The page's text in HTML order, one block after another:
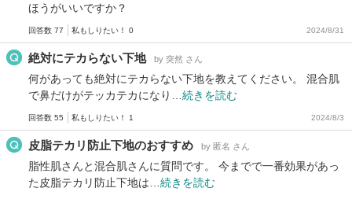
ほうがいいですか？
回答数 77 私もしりたい！ 0 2024/8/31
絶対にテカらない下地 by 突然 さん
何があっても絶対にテカらない下地を教えてください。 混合肌
で鼻だけがテッカテカになり… 続きを読む
回答数 55 私もしりたい！ 1 2024/8/3
皮脂テカリ防止下地のおすすめ by 匿名 さん
脂性肌さんと混合肌さんに質問です。 今までで一番効果があっ
た皮脂テカリ防止下地は… 続きを読む